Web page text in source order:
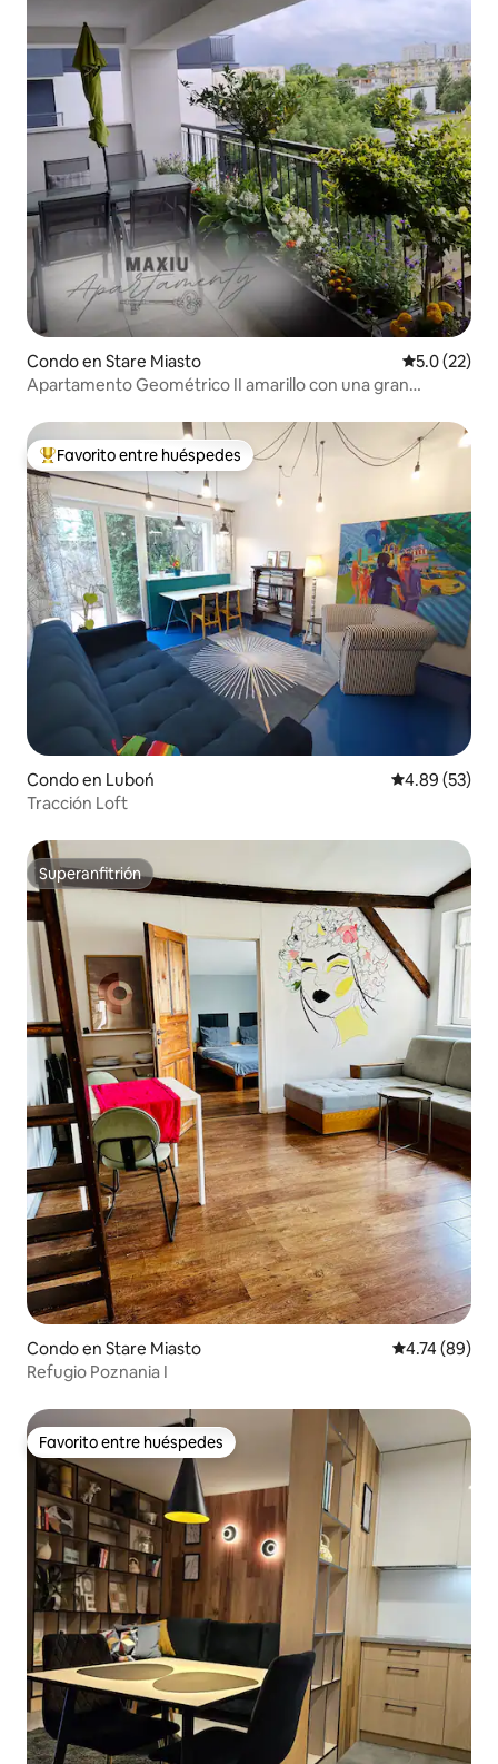
Condo en Stare Miasto Calificación
5.0 (22)
Apartamento Geométrico II amarillo con una gran
Favorito entre huéspedes preferido
Favorito entre huéspedes
Condo en Luboń Calificación
4.89 (53)
Tracción Loft
Superanfitrión
Superanfitrión
Condo en Stare Miasto Calificación
4.74 (89)
Refugio Poznania I
Favorito entre huéspedes
Favorito entre huéspedes